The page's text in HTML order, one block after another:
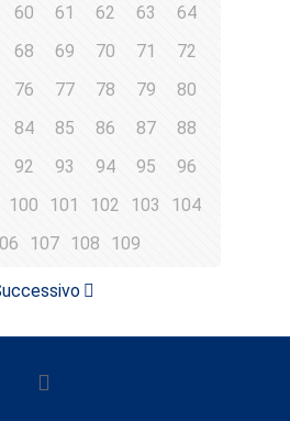
60 61 62 63
64
68 69 70 71
72
76 77 78 79
80
84 85 86 87
88
92 93 94 95
96
100 101 102 103
104
107 108 109